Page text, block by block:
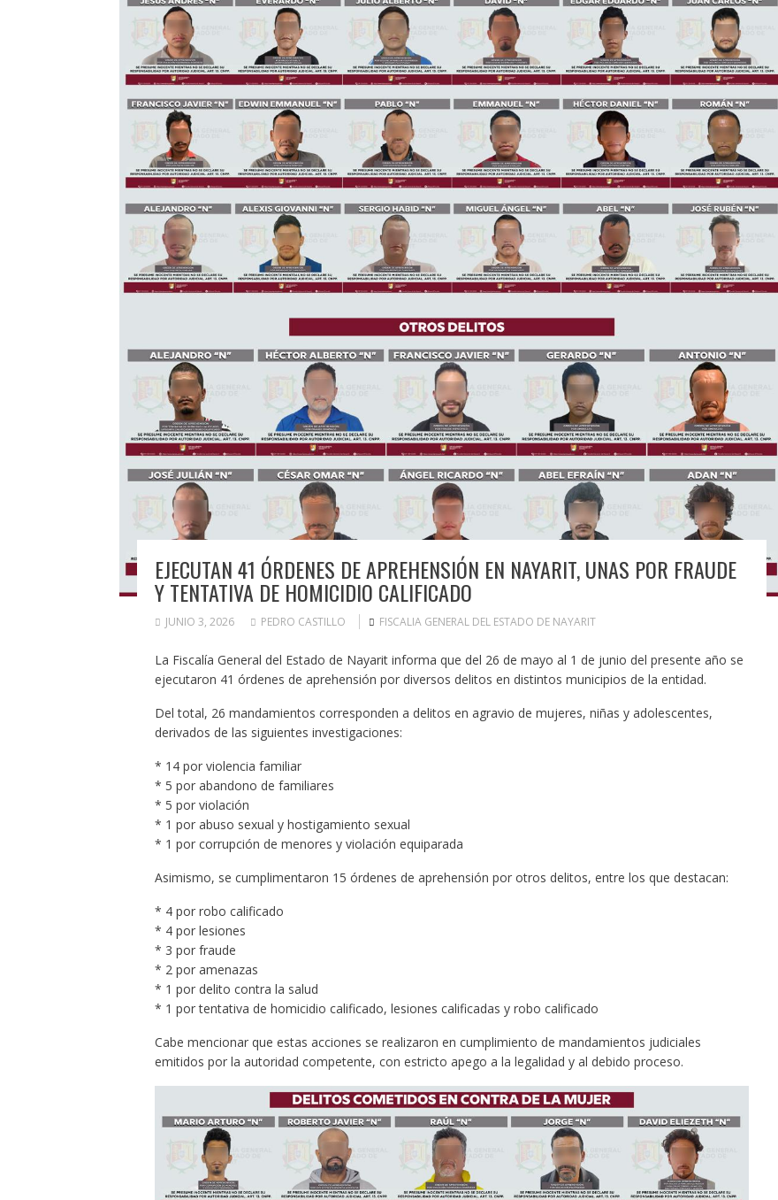
EJECUTAN 41 ÓRDENES DE APREHENSIÓN EN NAYARIT, UNAS POR FRAUDE
Y TENTATIVA DE HOMICIDIO CALIFICADO
JUNIO 3, 2026 PEDRO CASTILLO FISCALIA GENERAL DEL ESTADO DE NAYARIT
La Fiscalía General del Estado de Nayarit informa que del 26 de mayo al 1 de junio del presente año se
ejecutaron 41 órdenes de aprehensión por diversos delitos en distintos municipios de la entidad.
Del total, 26 mandamientos corresponden a delitos en agravio de mujeres, niñas y adolescentes,
derivados de las siguientes investigaciones:
* 14 por violencia familiar
* 5 por abandono de familiares
* 5 por violación
* 1 por abuso sexual y hostigamiento sexual
* 1 por corrupción de menores y violación equiparada
Asimismo, se cumplimentaron 15 órdenes de aprehensión por otros delitos, entre los que destacan:
* 4 por robo calificado
* 4 por lesiones
* 3 por fraude
* 2 por amenazas
* 1 por delito contra la salud
* 1 por tentativa de homicidio calificado, lesiones calificadas y robo calificado
Cabe mencionar que estas acciones se realizaron en cumplimiento de mandamientos judiciales
emitidos por la autoridad competente, con estricto apego a la legalidad y al debido proceso.